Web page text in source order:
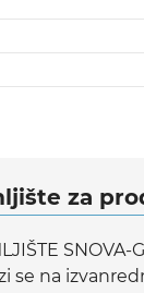
za
SNOVA-
se na